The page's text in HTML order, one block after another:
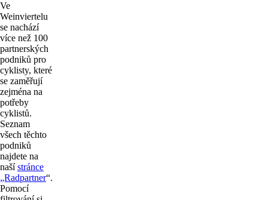
Ve
Weinviertelu
se nachází
více než 100
partnerských
podniků pro
cyklisty, které
se zaměřují
zejména na
potřeby
cyklistů.
Seznam
všech těchto
podniků
najdete na
našístránce
„Radpartner“.
Pomocí